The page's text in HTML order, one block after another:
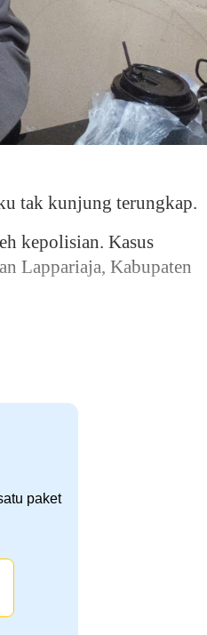
tak kunjung terungkap.
kepolisian. Kasus
Lappariaja, Kabupaten
paket